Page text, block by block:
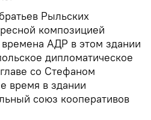
Рыльских
композицией
времена АДР в этом здании
дипломатическое
со Стефаном
время в здании
союз кооперативов